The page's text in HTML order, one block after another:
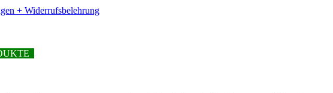
+ Widerrufsbelehrung